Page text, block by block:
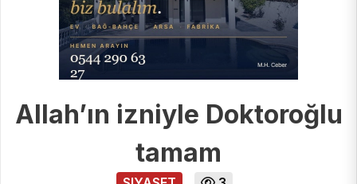
Allah’ın izniyle Doktoroğlu
tamam